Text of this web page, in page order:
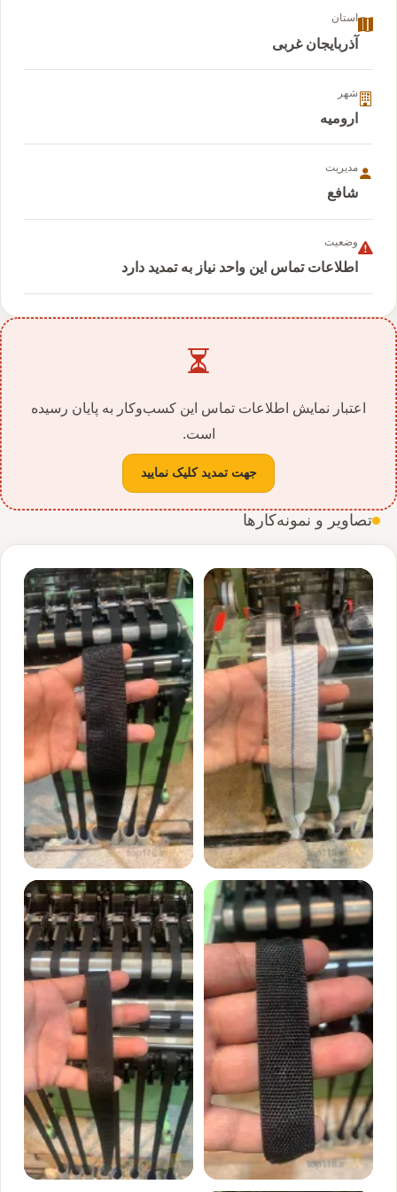
استان
آذربایجان غربی
شهر
ارومیه
مدیریت
شافع
وضعیت
اطلاعات تماس این واحد نیاز به تمدید دارد
اعتبار نمایش اطلاعات تماس این کسب‌وکار به پایان رسیده
است.
جهت تمدید کلیک نمایید
تصاویر و نمونه‌کارها